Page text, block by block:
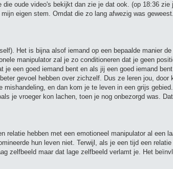
oude video's bekijkt dan zie je dat ook. (op 18:36 zie
eigen stem. Omdat die zo lang afwezig was
Het is bijna alsof iemand op een bepaalde manier
manipulator zal je zo conditioneren dat je geen
een goed iemand bent en als jij een goed iemand
gevoel hebben over zichzelf. Dus ze leren jou, door
en dan kom je te leven in een grijs
je vroeger kon lachen, toen je nog onbezorgd was.
hebben met een emotioneel manipulator al een
hun leven niet. Terwijl, als je een tijd een
zelfbeeld maar dat lage zelfbeeld verlamt je. Het